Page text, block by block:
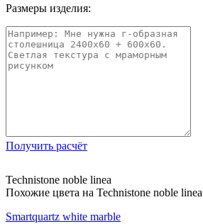
Размеры изделия:
Получить расчёт
Technistone noble linea
Похожие цвета на Technistone noble linea
Smartquartz white marble